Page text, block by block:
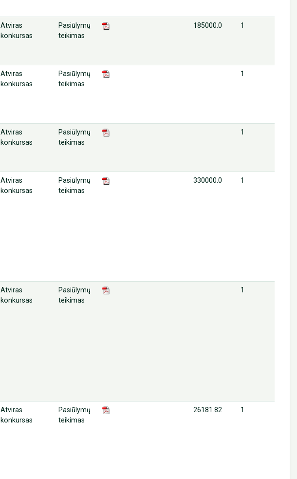
Atviras
konkursas
Pasiūlymų
teikimas
185000.0 1
Atviras
konkursas
Pasiūlymų
teikimas
1
Atviras
konkursas
Pasiūlymų
teikimas
1
Atviras
konkursas
Pasiūlymų
teikimas
330000.0 1
Atviras
konkursas
Pasiūlymų
teikimas
1
Atviras
konkursas
Pasiūlymų
teikimas
26181.82 1